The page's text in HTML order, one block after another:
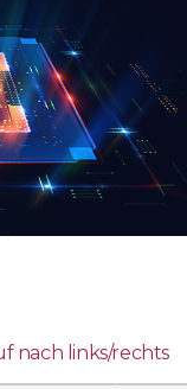
nach links/rechts